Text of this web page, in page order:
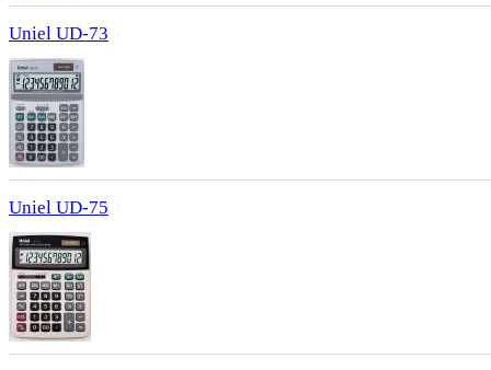
Uniel UD-73
Uniel UD-75